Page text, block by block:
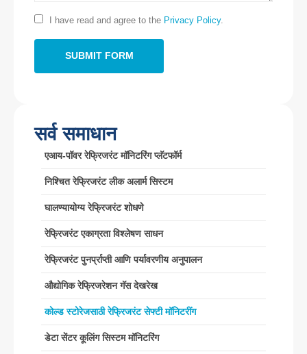
सर्व समाधान
एआय-पॉवर रेफ्रिजरंट मॉनिटरिंग प्लॅटफॉर्म
निश्चित रेफ्रिजरंट लीक अलार्म सिस्टम
घालण्यायोग्य रेफ्रिजरंट शोधणे
रेफ्रिजरंट एकाग्रता विश्लेषण साधन
रेफ्रिजरंट पुनर्प्राप्ती आणि पर्यावरणीय अनुपालन
औद्योगिक रेफ्रिजरेशन गॅस देखरेख
कोल्ड स्टोरेजसाठी रेफ्रिजरंट सेफ्टी मॉनिटरींग
डेटा सेंटर कूलिंग सिस्टम मॉनिटरिंग
I have read and agree to the Privacy Policy.
cece@winsensor.com
Wechat
Wechat
गरम उत्पादने
आर 454 बी सेन्सर
आर 32 सेन्सर
आमचा उपाय